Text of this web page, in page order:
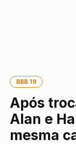
BBB 19
Após
Alan e
mesma